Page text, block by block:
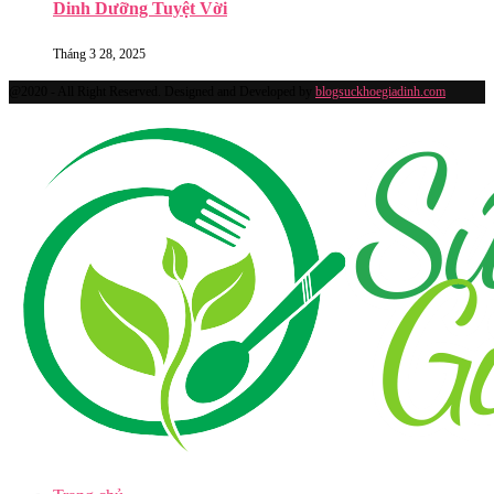
Dinh Dưỡng Tuyệt Vời
Tháng 3 28, 2025
blogsuckhoegiadinh.com